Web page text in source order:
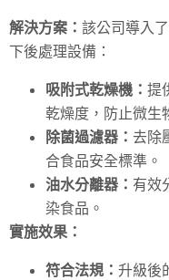
解決方案： 該公司導入
下後處理設備：
吸附式乾燥機： 提
乾燥度，防止微生
除菌過濾器： 去除
合食品安全標準。
油水分離器： 有效
染食品。
實施效果：
符合法規： 升級後